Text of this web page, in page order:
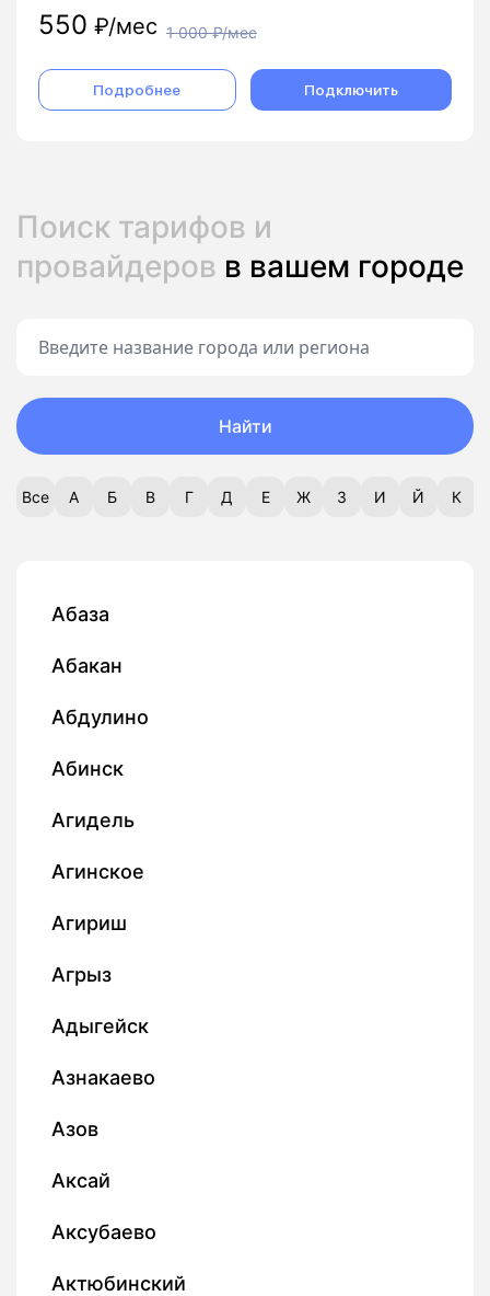
550 ₽/мес 1 000₽/мес
Подробнее Подключить
Поиск тарифов и
провайдеров в вашем городе
Найти
Все А Б В Г Д Е Ж З И Й К
Абаза
Абакан
Абдулино
Абинск
Агидель
Агинское
Агириш
Агрыз
Адыгейск
Азнакаево
Азов
Аксай
Аксубаево
Актюбинский